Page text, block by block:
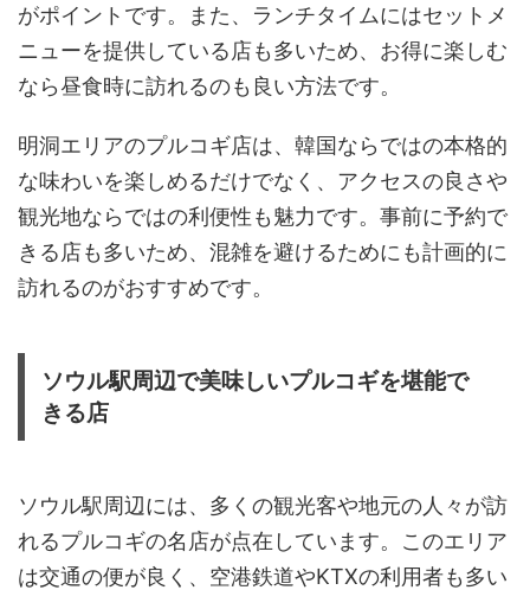
がポイントです。また、ランチタイムにはセットメ
ニューを提供している店も多いため、お得に楽しむ
なら昼食時に訪れるのも良い方法です。
明洞エリアのプルコギ店は、韓国ならではの本格的
な味わいを楽しめるだけでなく、アクセスの良さや
観光地ならではの利便性も魅力です。事前に予約で
きる店も多いため、混雑を避けるためにも計画的に
訪れるのがおすすめです。
ソウル駅周辺で美味しいプルコギを堪能で
きる店
ソウル駅周辺には、多くの観光客や地元の人々が訪
れるプルコギの名店が点在しています。このエリア
は交通の便が良く、空港鉄道やKTXの利用者も多い